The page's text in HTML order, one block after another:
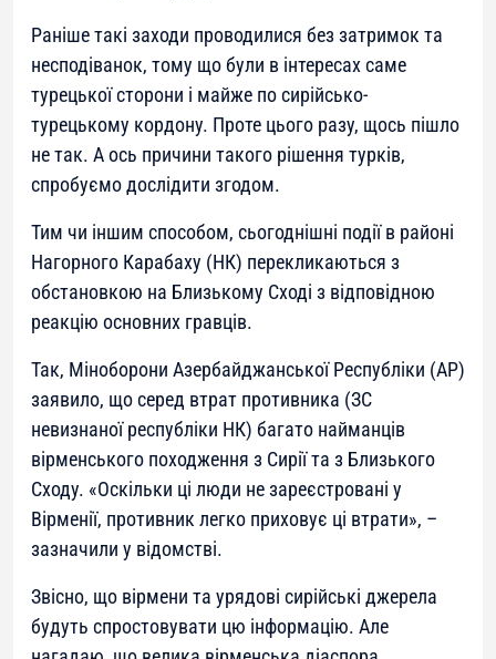
Раніше такі заходи проводилися без затримок та
несподіванок, тому що були в інтересах саме
турецької сторони і майже по сирійсько-
турецькому кордону. Проте цього разу, щось пішло
не так. А ось причини такого рішення турків,
спробуємо дослідити згодом.
Тим чи іншим способом, сьогоднішні події в районі
Нагорного Карабаху (НК) перекликаються з
обстановкою на Близькому Сході з відповідною
реакцію основних гравців.
Так, Міноборони Азербайджанської Республіки (АР)
заявило, що серед втрат противника (ЗС
невизнаної республіки НК) багато найманців
вірменського походження з Сирії та з Близького
Сходу. «Оскільки ці люди не зареєстровані у
Вірменії, противник легко приховує ці втрати», –
зазначили у відомстві.
Звісно, що вірмени та урядові сирійські джерела
будуть спростовувати цю інформацію. Але